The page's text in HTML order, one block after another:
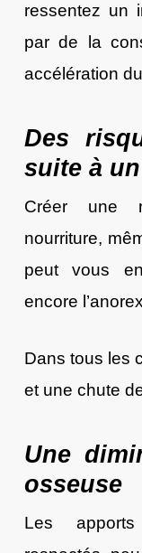
ressentez un
par de la
accélération
Des
suite à
Créer une
nourriture,
peut vous
encore
Dans tous les
et une chute
Une
osseuse
Les